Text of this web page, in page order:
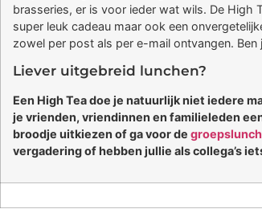
brasseries, er is voor ieder wat wils. De High
super leuk cadeau maar ook een
zowel per post als per e-mail ontvangen.
Liever uitgebreid lunchen?
Een High Tea doe je natuurlijk niet iedere
je vrienden, vriendinnen en familieleden
broodje uitkiezen of ga voor de groepslunch
vergadering of hebben jullie als collega’s